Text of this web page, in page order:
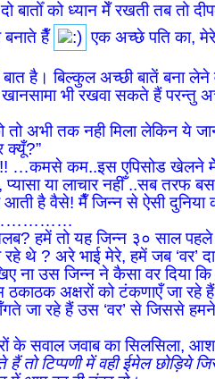
बातोँ को ध्यान मेँ रखती तब तो
बनाते हैँ
एक अच्छे पति का,
है। बिल्कुल अच्छी बातें बना लेने
भी रखवा सकते हैं परन्तु
तो अभी तक नही मिला लेकिन ये
क्यूँ?”
…कमसे कम..इस एपिसोड खेलने
प्यासा या लाचार नहीँ ..सब
है वैसे! मैँ जिन्न से ऐसी दुनिया
हमें तो यह जिन्न ३० साल
थे ? अरे भाई मेरे, हमें जब ‘वर’
ना उस जिन्न ने कैसा वर दिया
अक्षरों को टंकणाएँ जा
जा रहे हैं उस ‘वर’ से जिससे
के सवाल जवाब का सिलसिला,
हैं तो टिप्पणी में वही ईमेल